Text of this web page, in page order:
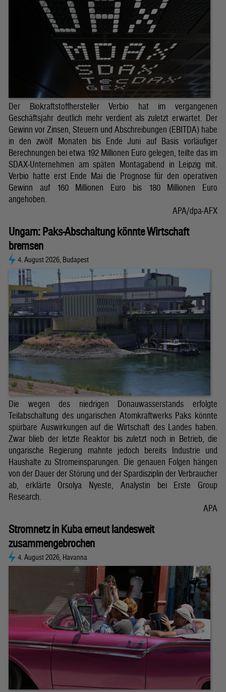
Der Biokraftstoffhersteller Verbio hat im vergangenen
Geschäftsjahr deutlich mehr verdient als zuletzt erwartet. Der
Gewinn vor Zinsen, Steuern und Abschreibungen (EBITDA) habe
in den zwölf Monaten bis Ende Juni auf Basis vorläufiger
Berechnungen bei etwa 192 Millionen Euro gelegen, teilte das im
SDAX-Unternehmen am späten Montagabend in Leipzig mit.
Verbio hatte erst Ende Mai die Prognose für den operativen
Gewinn auf 160 Millionen Euro bis 180 Millionen Euro
angehoben.
APA/dpa-AFX
Ungarn: Paks-Abschaltung könnte Wirtschaft
bremsen
4. August 2026, Budapest
Die wegen des niedrigen Donauwasserstands erfolgte
Teilabschaltung des ungarischen Atomkraftwerks Paks könnte
spürbare Auswirkungen auf die Wirtschaft des Landes haben.
Zwar blieb der letzte Reaktor bis zuletzt noch in Betrieb, die
ungarische Regierung mahnte jedoch bereits Industrie und
Haushalte zu Stromeinsparungen. Die genauen Folgen hängen
von der Dauer der Störung und der Spardisziplin der Verbraucher
ab, erklärte Orsolya Nyeste, Analystin bei Erste Group
Research.
APA
Stromnetz in Kuba erneut landesweit
zusammengebrochen
4. August 2026, Havanna